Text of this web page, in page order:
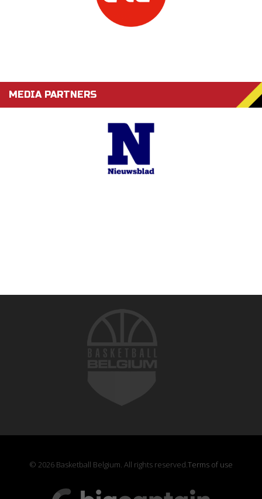
MEDIA PARTNERS
© 2026 Basketball Belgium. All rights reserved.Terms of use